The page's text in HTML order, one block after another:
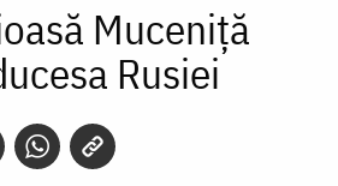
Muceniță
Rusiei